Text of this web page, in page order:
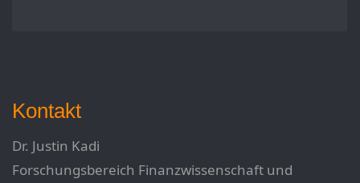
Kontakt
Dr. Justin Kadi
Forschungsbereich Finanzwissenschaft und